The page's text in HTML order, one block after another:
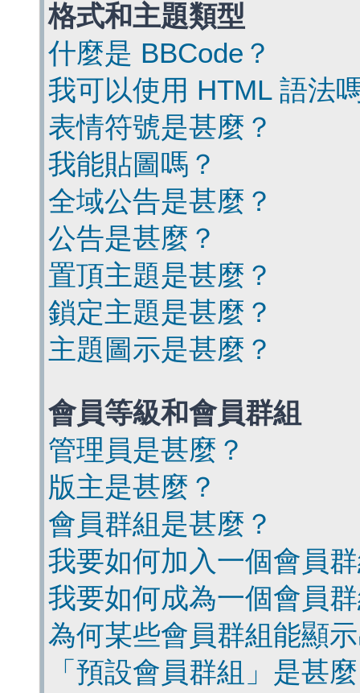
格式和主題類型
什麼是 BBCode？
我可以使用 HTML 語法
表情符號是甚麼？
我能貼圖嗎？
全域公告是甚麼？
公告是甚麼？
置頂主題是甚麼？
鎖定主題是甚麼？
主題圖示是甚麼？
會員等級和會員群組
管理員是甚麼？
版主是甚麼？
會員群組是甚麼？
我要如何加入一個會員
我要如何成為一個會員
為何某些會員群組能顯
「預設會員群組」是甚